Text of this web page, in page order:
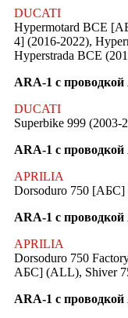
DUCATI
Hypermotard ВСЕ
4] (2016-2022),
Hyperstrada ВСЕ
ARA-1 с
DUCATI
Superbike 999 (2003-
ARA-1 с
APRILIA
Dorsoduro 750
ARA-1 с
APRILIA
Dorsoduro 750
АБС] (ALL), Shiver
ARA-1 с